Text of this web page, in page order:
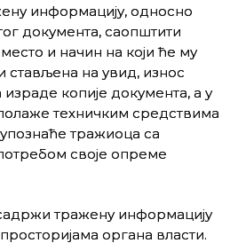
информацију, односно
документа, саопштити
и начин на који ће му
стављена на увид, износ
копије документа, а у
техничким средствима
тражиоца са
своје опреме
тражену информацију
органа власти.